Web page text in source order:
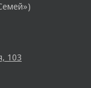
103